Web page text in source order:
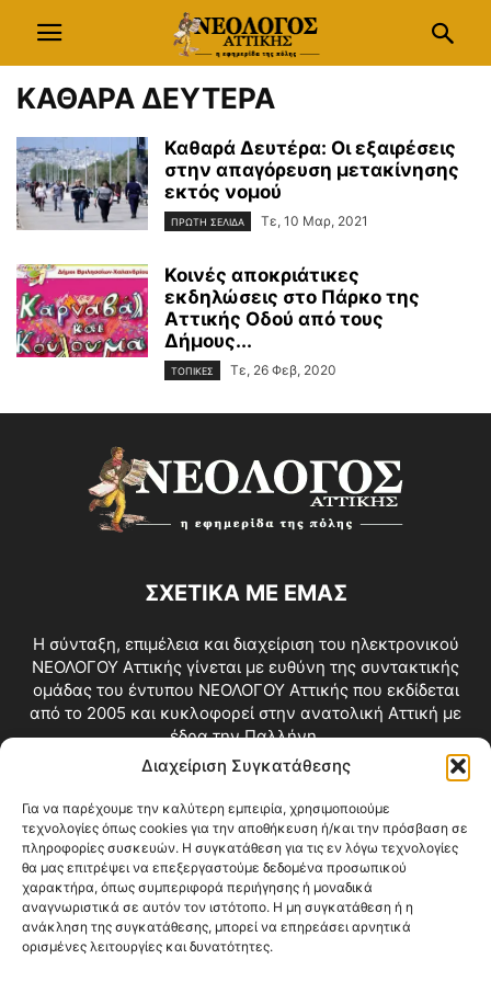
Διαχείριση Συγκατάθεσης
Για να παρέχουμε την καλύτερη εμπειρία, χρησιμοποιούμε
τεχνολογίες όπως cookies για την αποθήκευση ή/και την πρόσβαση σε
πληροφορίες συσκευών. Η συγκατάθεση για τις εν λόγω τεχνολογίες
θα μας επιτρέψει να επεξεργαστούμε δεδομένα προσωπικού
χαρακτήρα, όπως συμπεριφορά περιήγησης ή μοναδικά
αναγνωριστικά σε αυτόν τον ιστότοπο. Η μη συγκατάθεση ή η
ανάκληση της συγκατάθεσης, μπορεί να επηρεάσει αρνητικά
ορισμένες λειτουργίες και δυνατότητες.
ΚΑΘΑΡΑ ΔΕΥΤΕΡΑ
Καθαρά Δευτέρα: Οι εξαιρέσεις
στην απαγόρευση μετακίνησης
εκτός νομού
ΠΡΩΤΗ ΣΕΛΙΔΑ Τε, 10 Μαρ, 2021
Κοινές αποκριάτικες
εκδηλώσεις στο Πάρκο της
Αττικής Οδού από τους
Δήμους...
ΤΟΠΙΚΕΣ Τε, 26 Φεβ, 2020
ΣΧΕΤΙΚΑ ΜΕ ΕΜΑΣ
Η σύνταξη, επιμέλεια και διαχείριση του ηλεκτρονικού
ΝΕΟΛΟΓΟΥ Αττικής γίνεται με ευθύνη της συντακτικής
ομάδας του έντυπου ΝΕΟΛΟΓΟΥ Αττικής που εκδίδεται
από το 2005 και κυκλοφορεί στην ανατολική Αττική με
έδρα την Παλλήνη.
Επικοινωνία:info@neologosattikis.gr
ΑΚΟΛΟΥΘΗΣΕ ΜΑΣ